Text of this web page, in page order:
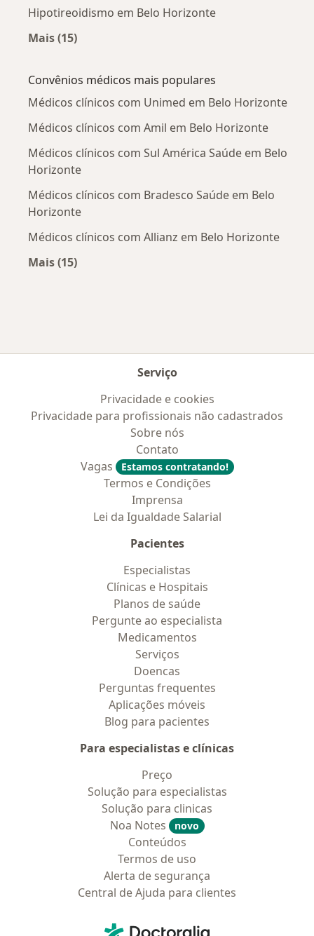
Hipotireoidismo em Belo Horizonte
Mais (15)
Convênios médicos mais populares
Médicos clínicos com Unimed em Belo Horizonte
Médicos clínicos com Amil em Belo Horizonte
Médicos clínicos com Sul América Saúde em Belo
Horizonte
Médicos clínicos com Bradesco Saúde em Belo
Horizonte
Médicos clínicos com Allianz em Belo Horizonte
Mais (15)
Serviço
Privacidade e cookies
Privacidade para profissionais não cadastrados
Sobre nós
Contato
Vagas
Estamos contratando!
Termos e Condições
Imprensa
Lei da Igualdade Salarial
Pacientes
Especialistas
Clínicas e Hospitais
Planos de saúde
Pergunte ao especialista
Medicamentos
Serviços
Doencas
Perguntas frequentes
Aplicações móveis
Blog para pacientes
Para especialistas e clínicas
Preço
Solução para especialistas
Solução para clinicas
Noa Notes
novo
Conteúdos
Termos de uso
Alerta de segurança
Central de Ajuda para clientes
Doctoralia - Homepage